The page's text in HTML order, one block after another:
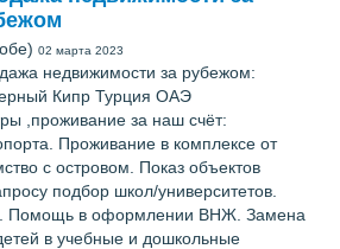
02 марта 2023
недвижимости за рубежом:
Кипр Турция ОАЭ
,проживание за наш счёт:
Проживание в комплексе от
с островом. Показ объектов
подбор школ/университетов.
Помощь в оформлении ВНЖ. Замена
в учебные и дошкольные